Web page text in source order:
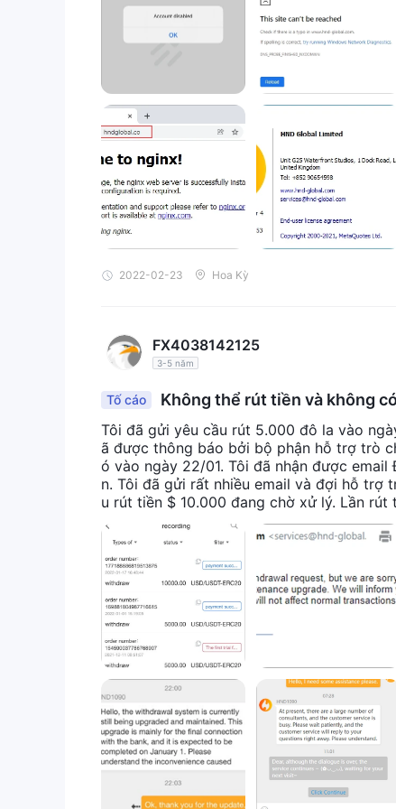
nghị chọn các nhà môi giới được quy định với
các tiêu chuẩn pháp lý. Các nhà giao dịch có
2022-02-23 Hoa Kỳ
FX4038142125
3-5 năm
Tố cáo Không thể rút tiền và không
Tôi đã gửi yêu cầu rút 5.000 đô la vào
ã được thông báo bởi bộ phận hỗ trợ trò
ó vào ngày 22/01. Tôi đã nhận được
n. Tôi đã gửi rất nhiều email và đợi hỗ trợ
u rút tiền $ 10.000 đang chờ xử lý. Lần
n lại của mình.